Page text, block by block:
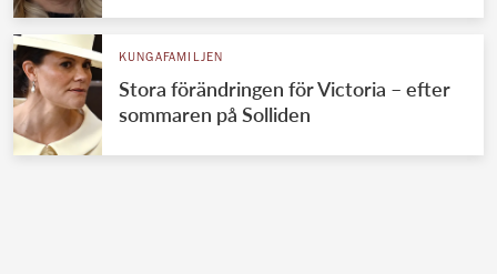
KUNGAFAMILJEN
Stora förändringen för Victoria – efter
sommaren på Solliden